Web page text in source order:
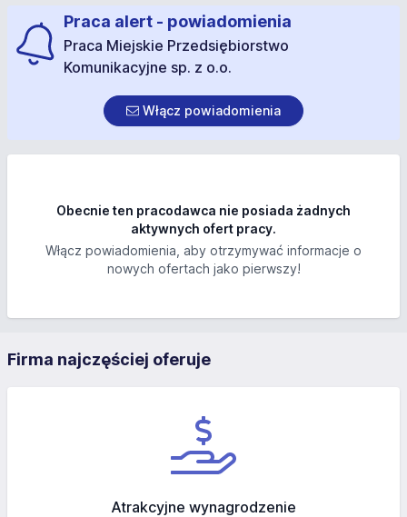
Praca alert - powiadomienia
Praca Miejskie Przedsiębiorstwo
Komunikacyjne sp. z o.o.
Włącz powiadomienia
Obecnie ten pracodawca nie posiada żadnych
aktywnych ofert pracy.
Włącz powiadomienia, aby otrzymywać informacje o
nowych ofertach jako pierwszy!
Firma najczęściej oferuje
Atrakcyjne wynagrodzenie